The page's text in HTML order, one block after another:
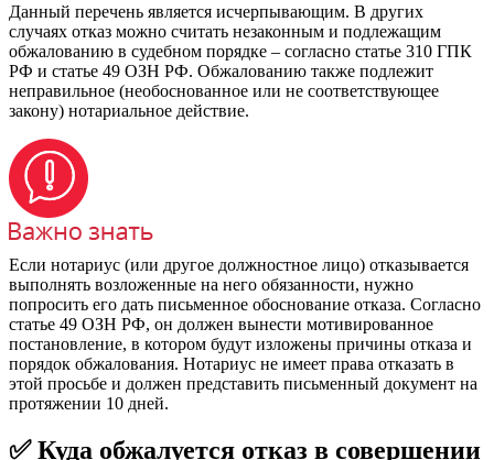
Данный перечень является исчерпывающим. В других
случаях отказ можно считать незаконным и подлежащим
обжалованию в судебном порядке – согласно статье 310 ГПК
РФ и статье 49 ОЗН РФ. Обжалованию также подлежит
неправильное (необоснованное или не соответствующее
закону) нотариальное действие.
Если нотариус (или другое должностное лицо) отказывается
выполнять возложенные на него обязанности, нужно
попросить его дать письменное обоснование отказа. Согласно
статье 49 ОЗН РФ, он должен вынести мотивированное
постановление, в котором будут изложены причины отказа и
порядок обжалования. Нотариус не имеет права отказать в
этой просьбе и должен представить письменный документ на
протяжении 10 дней.
✅ Куда обжалуется отказ в совершении